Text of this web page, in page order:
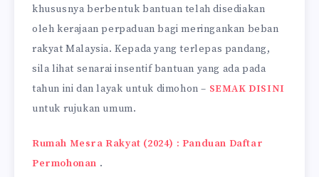
khususnya berbentuk bantuan telah disediakan
oleh kerajaan perpaduan bagi meringankan beban
rakyat Malaysia. Kepada yang terlepas pandang,
sila lihat senarai insentif bantuan yang ada pada
tahun ini dan layak untuk dimohon – SEMAK DISINI
untuk rujukan umum.
Rumah Mesra Rakyat (2024) : Panduan Daftar
Permohonan .